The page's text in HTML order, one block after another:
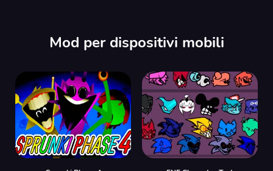
Mod per dispositivi mobili